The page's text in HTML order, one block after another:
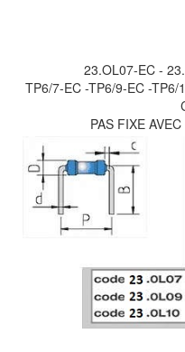
23.OL07-EC -
TP6/7-EC -TP6/9-EC -TP6/
PAS FIXE